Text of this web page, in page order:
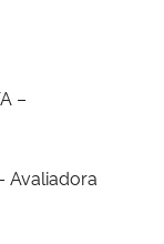
–
Avaliadora